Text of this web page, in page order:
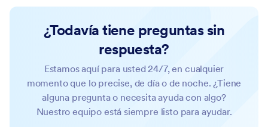
¿Todavía tiene preguntas sin
respuesta?
Estamos aquí para usted 24/7, en cualquier
momento que lo precise, de día o de noche. ¿Tiene
alguna pregunta o necesita ayuda con algo?
Nuestro equipo está siempre listo para ayudar.